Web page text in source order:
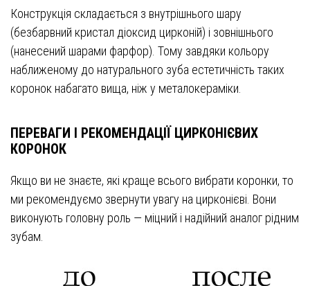
Конструкція складається з внутрішнього шару
(безбарвний кристал діоксид цирконій) і зовнішнього
(нанесений шарами фарфор). Тому завдяки кольору
наближеному до натурального зуба естетичність таких
коронок набагато вища, ніж у металокераміки.
ПЕРЕВАГИ І РЕКОМЕНДАЦІЇ ЦИРКОНІЄВИХ
КОРОНОК
Якщо ви не знаєте, які краще всього вибрати коронки, то
ми рекомендуємо звернути увагу на цирконієві. Вони
виконують головну роль — міцний і надійний аналог рідним
зубам.